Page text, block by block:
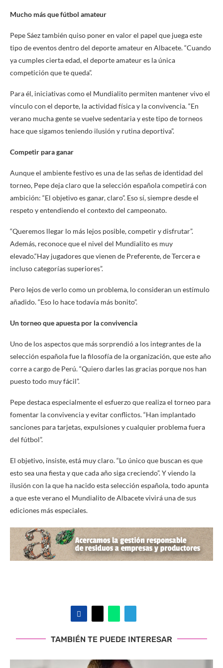
Mucho más que fútbol amateur
Pepe Sáez también quiso poner en valor el papel que juega este
tipo de eventos dentro del deporte amateur en Albacete. “Cuando
ya cumples cierta edad, el deporte amateur es la única
competición que te queda”.
Para él, iniciativas como el Mundialito permiten mantener vivo el
vínculo con el deporte, la actividad física y la convivencia. “En
verano mucha gente se vuelve sedentaria y este tipo de torneos
hace que sigamos teniendo ilusión y rutina deportiva”.
Competir para ganar
Aunque el ambiente festivo es una de las señas de identidad del
torneo, Pepe deja claro que la selección española competirá con
ambición: “El objetivo es ganar, claro”. Eso sí, siempre desde el
respeto y entendiendo el contexto del campeonato.
“Queremos llegar lo más lejos posible, competir y disfrutar”.
Además, reconoce que el nivel del Mundialito es muy
elevado.“Hay jugadores que vienen de Preferente, de Tercera e
incluso categorías superiores”.
Pero lejos de verlo como un problema, lo consideran un estímulo
añadido. “Eso lo hace todavía más bonito”.
Un torneo que apuesta por la convivencia
Uno de los aspectos que más sorprendió a los integrantes de la
selección española fue la filosofía de la organización, que este año
corre a cargo de Perú. “Quiero darles las gracias porque nos han
puesto todo muy fácil”.
Pepe destaca especialmente el esfuerzo que realiza el torneo para
fomentar la convivencia y evitar conflictos. “Han implantado
sanciones para tarjetas, expulsiones y cualquier problema fuera
del fútbol”.
El objetivo, insiste, está muy claro. “Lo único que buscan es que
esto sea una fiesta y que cada año siga creciendo”. Y viendo la
ilusión con la que ha nacido esta selección española, todo apunta
a que este verano el Mundialito de Albacete vivirá una de sus
ediciones más especiales.
TAMBIÉN TE PUEDE INTERESAR